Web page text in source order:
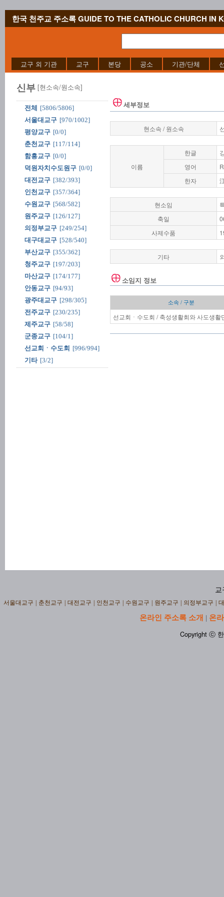
한국 천주교 주소록 GUIDE TO THE CATHOLIC CHURCH IN
교구 외 기관 교구 본당 공소 기관/단체
신부 [현소속/원소속]
전체
[5806/5806]
서울대교구 [970/1002]
평양교구 [0/0]
춘천교구 [117/114]
함흥교구 [0/0]
덕원자치수도원구 [0/0]
대전교구 [382/393]
인천교구 [357/364]
수원교구 [568/582]
원주교구 [126/127]
의정부교구 [249/254]
대구대교구 [528/540]
부산교구 [355/362]
청주교구 [197/203]
마산교구 [174/177]
안동교구 [94/93]
광주대교구 [298/305]
전주교구 [230/235]
제주교구 [58/58]
군종교구 [104/1]
선교회ㆍ수도회 [996/994]
기타 [3/2]
세부정보
현소속 / 원소속
이름
한글
영어
한자
현소임
축일
사제수품
기타
소임지 정보
소속 / 구분
선교회ㆍ수도회 / 축성생활회와 사도생활
교
서울대교구 춘천교구 대전교구 인천교구 수원교구 원주교구 의정부교구
온라인 주소록 소개 | 온
Copyright ⓒ